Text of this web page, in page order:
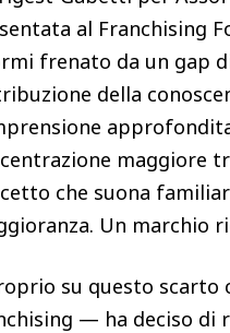
al Franchising
frenato da un gap
della
maggiore
che suona
Un marchio
su questo scarto
— ha deciso di